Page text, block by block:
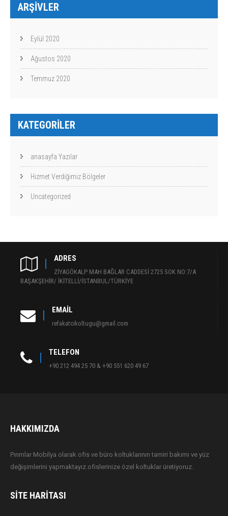
ARŞIVLER
Eylül 2020
Ağustos 2020
Temmuz 2020
KATEGORILER
anasayfa Yazılar
Hizmet Verdiğimiz Bölgeler
Uncategorized
ADRES
ZİYAGÖKALP MAH BAĞLAR CADDESİ 2725 SOK NO:7/A
BAŞAKŞEHİR/ İKİTELLİ/İSTANBUL/TÜRKİYE
EMAIL
refakatcikoltugu@gmail.com
TELEFON
+90 212 494 25 70 & +90 551 620 49 67
HAKKIMIZDA
Pırımlar Mobilya olarak ofis ve büro koltuklarının tamiri bakımı ve yüz
değişimlerini yapmaktayız.ofislerinize özel koltuklar üretiyoruz.
SITE HARITASI